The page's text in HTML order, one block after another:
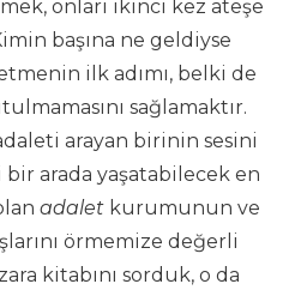
onları ikinci kez ateşe
başına ne geldiyse
ilk adımı, belki de
sağlamaktır.
arayan birinin sesini
arada yaşatabilecek en
adalet kurumunun ve
örmemize değerli
kitabını sorduk, o da